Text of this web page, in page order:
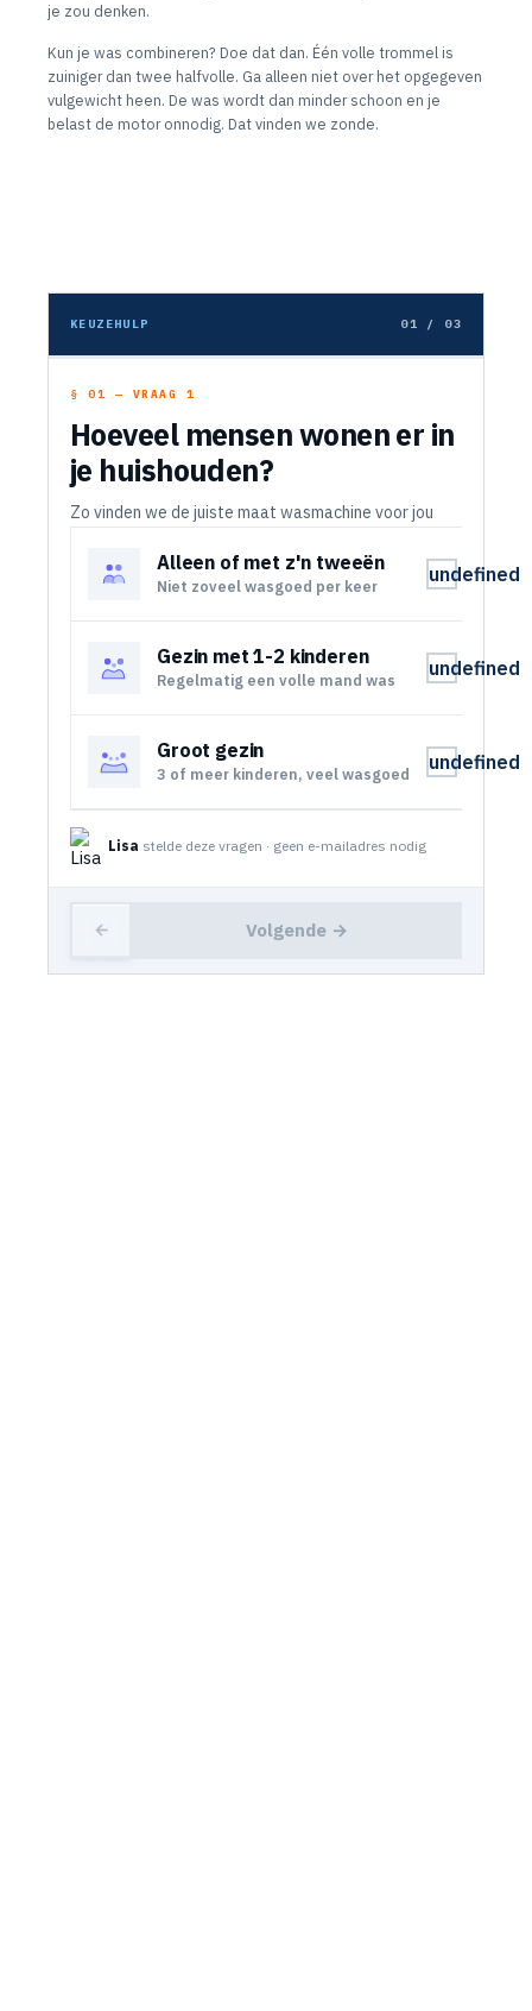
je zou denken.
Kun je was combineren? Doe dat dan. Één volle trommel is
zuiniger dan twee halfvolle. Ga alleen niet over het opgegeven
vulgewicht heen. De was wordt dan minder schoon en je
belast de motor onnodig. Dat vinden we zonde.
KEUZEHULP 01 / 03
§ 01 — VRAAG 1
Hoeveel mensen wonen er in
je huishouden?
Zo vinden we de juiste maat wasmachine voor jou
undefined
Alleen of met z'n tweeën
Niet zoveel wasgoed per keer
undefined
Gezin met 1-2 kinderen
Regelmatig een volle mand was
undefined
Groot gezin
3 of meer kinderen, veel wasgoed
Lisa stelde deze vragen · geen e-mailadres nodig
← Volgende →